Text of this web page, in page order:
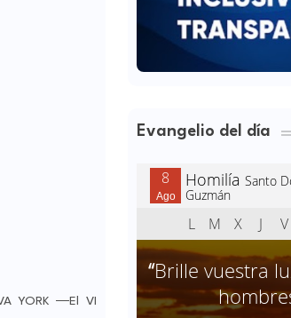
YORK ―El VI
Evangelio del día